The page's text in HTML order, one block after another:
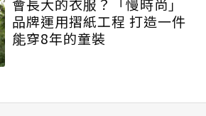
品牌運用摺紙工程 打造一件
能穿8年的童裝